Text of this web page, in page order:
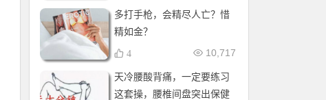
多打手枪，会精尽人亡？惜
精如金？
10,717
4
天冷腰酸背痛，一定要练习
这套操，腰椎间盘突出保健